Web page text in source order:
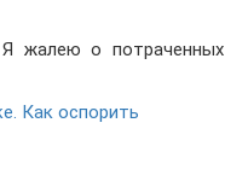
жалею о потраченных
Как оспорить